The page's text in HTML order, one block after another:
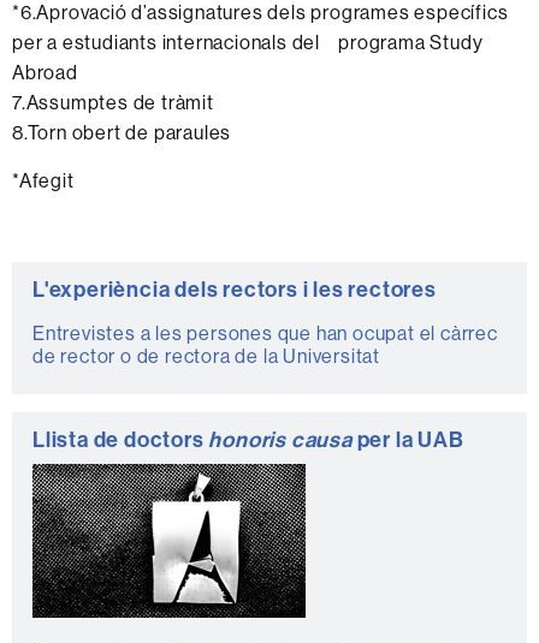
*6.Aprovació d’assignatures dels programes específics
per a estudiants internacionals del programa Study
Abroad
7.Assumptes de tràmit
8.Torn obert de paraules
*Afegit
Informació
complementària
L'experiència dels rectors i les rectores
Entrevistes a les persones que han ocupat el càrrec
de rector o de rectora de la Universitat
Llista de doctors honoris causaper la UAB